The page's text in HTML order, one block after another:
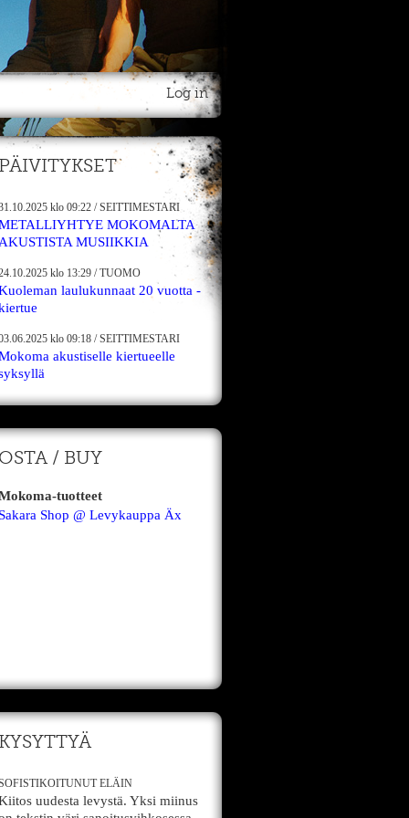
Log in
klo 09:22 /SEITTIMESTARI
MOKOMALTA
MUSIIKKIA
klo 13:29 /TUOMO
laulukunnaat 20 vuotta -
klo 09:18 /SEITTIMESTARI
akustiselle kiertueelle
/ BUY
tuotteet
Shop @ Levykauppa Äx
ELÄIN
uudesta levystä. Yksi miinus